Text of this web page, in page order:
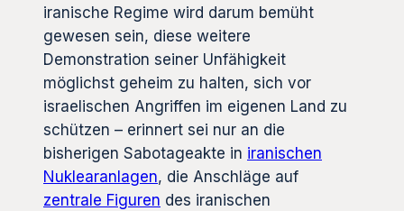
iranische Regime wird darum bemüht
gewesen sein, diese weitere
Demonstration seiner Unfähigkeit
möglichst geheim zu halten, sich vor
israelischen Angriffen im eigenen Land zu
schützen – erinnert sei nur an die
bisherigen Sabotageakte in iranischen
Nuklearanlagen, die Anschläge auf
zentrale Figuren des iranischen